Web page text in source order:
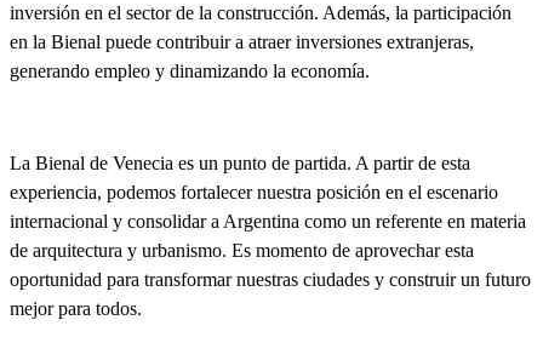
inversión en el sector de la construcción. Además, la participación
en la Bienal puede contribuir a atraer inversiones extranjeras,
generando empleo y dinamizando la economía.
La Bienal de Venecia es un punto de partida. A partir de esta
experiencia, podemos fortalecer nuestra posición en el escenario
internacional y consolidar a Argentina como un referente en materia
de arquitectura y urbanismo. Es momento de aprovechar esta
oportunidad para transformar nuestras ciudades y construir un futuro
mejor para todos.